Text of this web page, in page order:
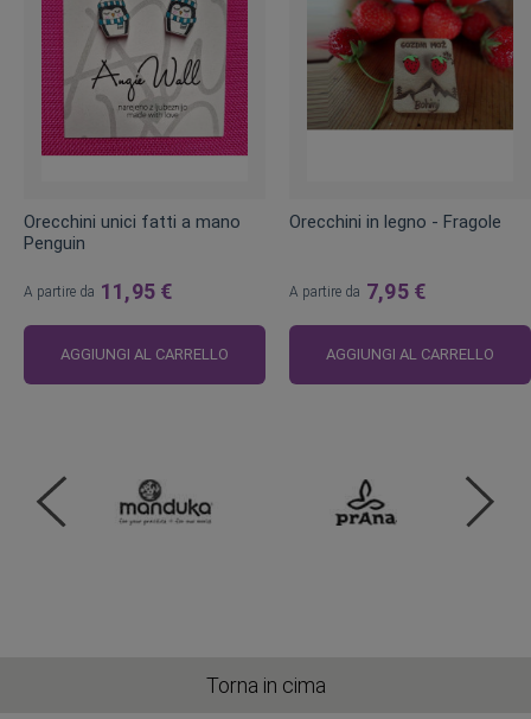
Orecchini unici fatti a mano
Penguin
A partire da 11,95 €
AGGIUNGI AL CARRELLO
Orecchini in legno - Fragole
A partire da 7,95 €
AGGIUNGI AL CARRELLO
Torna in cima